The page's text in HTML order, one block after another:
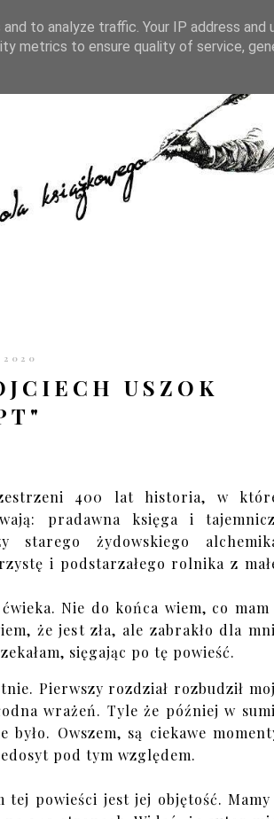
CZYTELNIA PO GODZINACH
2020
USZOK
400 lat historia, w
pradawna księga i
starego żydowskiego
i podstarzałego rolnika z
Nie do końca wiem, co mam
że jest zła, ale zabrakło dla
sięgając po tę powieść.
Pierwszy rozdział rozbudził
wrażeń. Tyle że później w
Owszem, są ciekawe
pod tym względem.
tej powieści jest jej objętość. Mamy
to analyze traffic. Your IP address and
metrics to ensure quality of service,